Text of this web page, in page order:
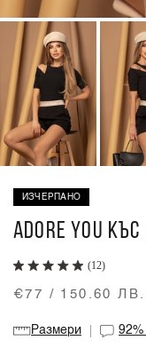
ИЗЧЕРПАНО
ADORE YOU
(12)
€77 / 150.60 ЛВ.
Размери